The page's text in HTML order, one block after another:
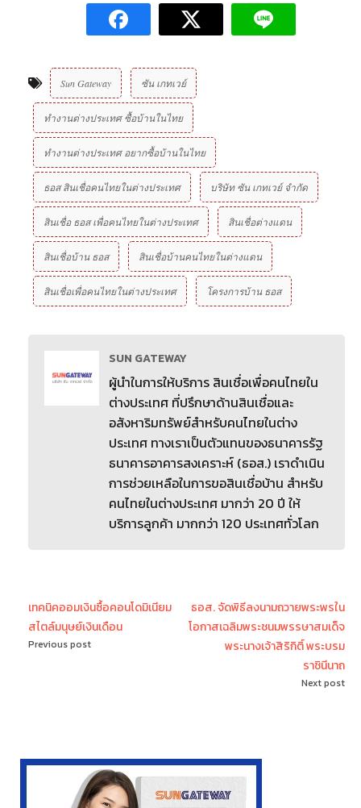
Sun Gateway ซัน เกทเวย์
ทำงานต่างประเทศ ซื้อบ้านในไทย
ทำงานต่างประเทศ อยากซื้อบ้านในไทย
ธอส สินเชื่อคนไทยในต่างประเทศ บริษัท ซัน เกทเวย์ จํากัด
สินเชื่อ ธอส เพื่อคนไทยในต่างประเทศ สินเชื่อต่างแดน
สินเชื่อบ้าน ธอส สินเชื่อบ้านคนไทยในต่างแดน
สินเชื่อเพื่อคนไทยในต่างประเทศ โครงการบ้าน ธอส
SUN GATEWAY
ผู้นำในการให้บริการ สินเชื่อเพื่อคนไทยใน
ต่างประเทศ ที่ปรึกษาด้านสินเชื่อและ
อสังหาริมทรัพย์สำหรับคนไทยในต่าง
ประเทศ ทางเราเป็นตัวแทนของธนาคารรัฐ
ธนาคารอาคารสงเคราะห์ (ธอส.) เราดำเนิน
การช่วยเหลือในการขอสินเชื่อบ้าน สำหรับ
คนไทยในต่างประเทศ มากว่า 20 ปี ให้
บริการลูกค้า มากกว่า 120 ประเทศทั่วโลก
เทคนิคออมเงินซื้อคอนโดมิเนียม
สไตล์มนุษย์เงินเดือน
Previous post
ธอส. จัดพิธีลงนามถวายพระพรใน
โอกาสเฉลิมพระชนมพรรษาสมเด็จ
พระนางเจ้าสิริกิติ์ พระบรม
ราชินีนาถ
Next post